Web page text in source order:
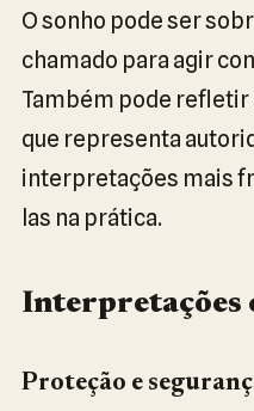
O sonho pode ser
chamado para agir
Também pode refletir
que representa
interpretações mais
las na prática.
Interpretações
Proteção e